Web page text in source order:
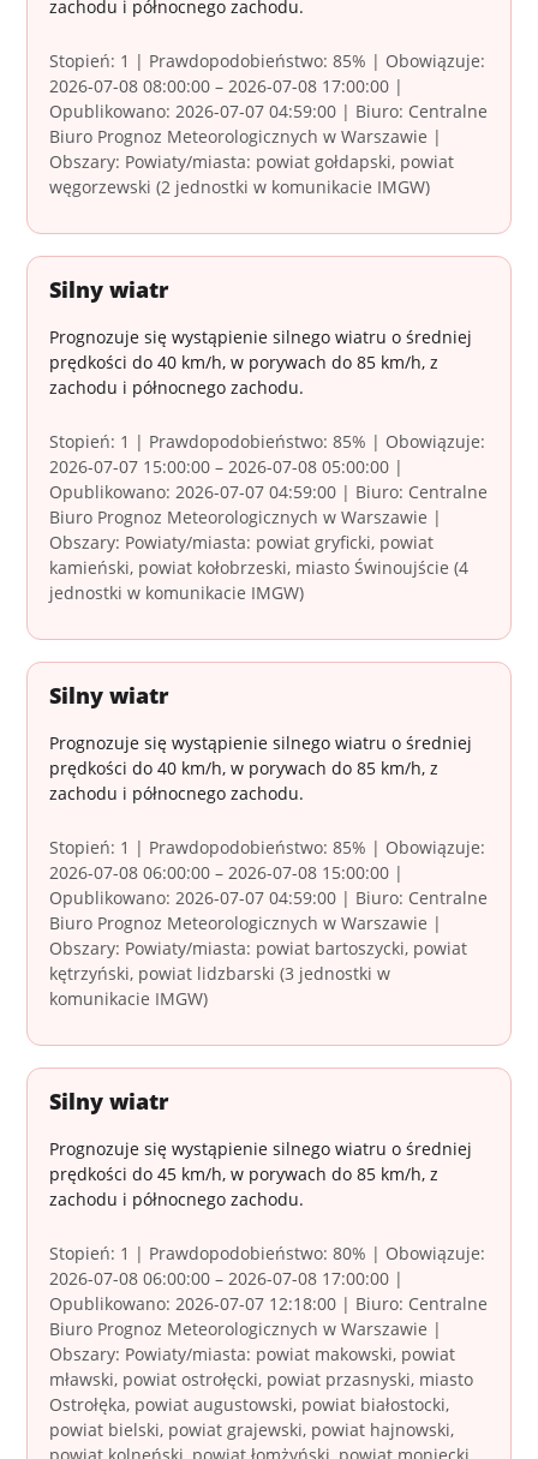
zachodu i północnego zachodu.
Stopień: 1 | Prawdopodobieństwo: 85% | Obowiązuje:
2026-07-08 08:00:00 – 2026-07-08 17:00:00 |
Opublikowano: 2026-07-07 04:59:00 | Biuro: Centralne
Biuro Prognoz Meteorologicznych w Warszawie |
Obszary: Powiaty/miasta: powiat gołdapski, powiat
węgorzewski (2 jednostki w komunikacie IMGW)
Silny wiatr
Prognozuje się wystąpienie silnego wiatru o średniej
prędkości do 40 km/h, w porywach do 85 km/h, z
zachodu i północnego zachodu.
Stopień: 1 | Prawdopodobieństwo: 85% | Obowiązuje:
2026-07-07 15:00:00 – 2026-07-08 05:00:00 |
Opublikowano: 2026-07-07 04:59:00 | Biuro: Centralne
Biuro Prognoz Meteorologicznych w Warszawie |
Obszary: Powiaty/miasta: powiat gryficki, powiat
kamieński, powiat kołobrzeski, miasto Świnoujście (4
jednostki w komunikacie IMGW)
Silny wiatr
Prognozuje się wystąpienie silnego wiatru o średniej
prędkości do 40 km/h, w porywach do 85 km/h, z
zachodu i północnego zachodu.
Stopień: 1 | Prawdopodobieństwo: 85% | Obowiązuje:
2026-07-08 06:00:00 – 2026-07-08 15:00:00 |
Opublikowano: 2026-07-07 04:59:00 | Biuro: Centralne
Biuro Prognoz Meteorologicznych w Warszawie |
Obszary: Powiaty/miasta: powiat bartoszycki, powiat
kętrzyński, powiat lidzbarski (3 jednostki w
komunikacie IMGW)
Silny wiatr
Prognozuje się wystąpienie silnego wiatru o średniej
prędkości do 45 km/h, w porywach do 85 km/h, z
zachodu i północnego zachodu.
Stopień: 1 | Prawdopodobieństwo: 80% | Obowiązuje:
2026-07-08 06:00:00 – 2026-07-08 17:00:00 |
Opublikowano: 2026-07-07 12:18:00 | Biuro: Centralne
Biuro Prognoz Meteorologicznych w Warszawie |
Obszary: Powiaty/miasta: powiat makowski, powiat
mławski, powiat ostrołęcki, powiat przasnyski, miasto
Ostrołęka, powiat augustowski, powiat białostocki,
powiat bielski, powiat grajewski, powiat hajnowski,